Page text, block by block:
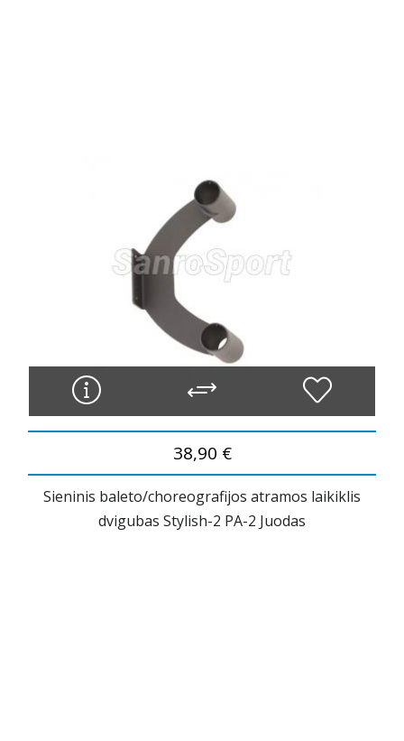
38,90 €
Sieninis baleto/choreografijos atramos laikiklis
dvigubas Stylish-2 PA-2 Juodas